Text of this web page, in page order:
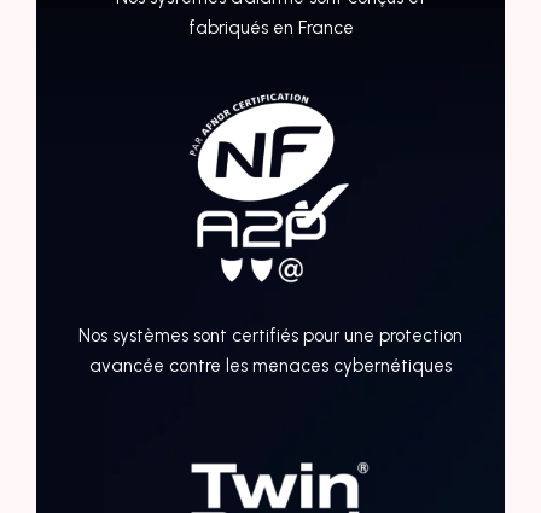
fabriqués en France
Nos systèmes sont certifiés pour une protection
avancée contre les menaces cybernétiques